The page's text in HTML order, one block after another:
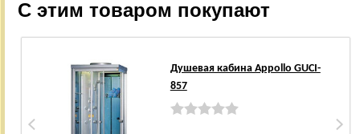
С этим товаром покупают
Душевая кабина Appollo GUCI-
857